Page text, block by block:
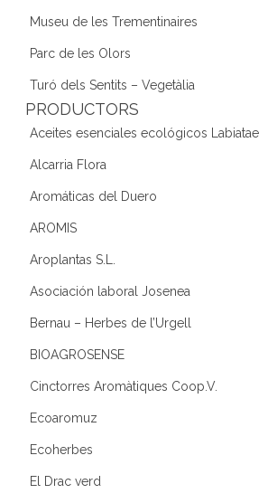
Museu de les Trementinaires
Parc de les Olors
Turó dels Sentits – Vegetàlia
PRODUCTORS
Aceites esenciales ecológicos Labiatae
Alcarria Flora
Aromáticas del Duero
AROMIS
Aroplantas S.L.
Asociación laboral Josenea
Bernau – Herbes de l’Urgell
BIOAGROSENSE
Cinctorres Aromàtiques Coop.V.
Ecoaromuz
Ecoherbes
El Drac verd